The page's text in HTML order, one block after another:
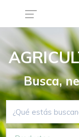
Busca,